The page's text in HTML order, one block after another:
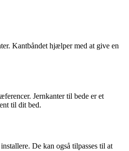
Kantbåndet hjælper med at give en
Jernkanter til bede er et
til dit bed.
De kan også tilpasses til at